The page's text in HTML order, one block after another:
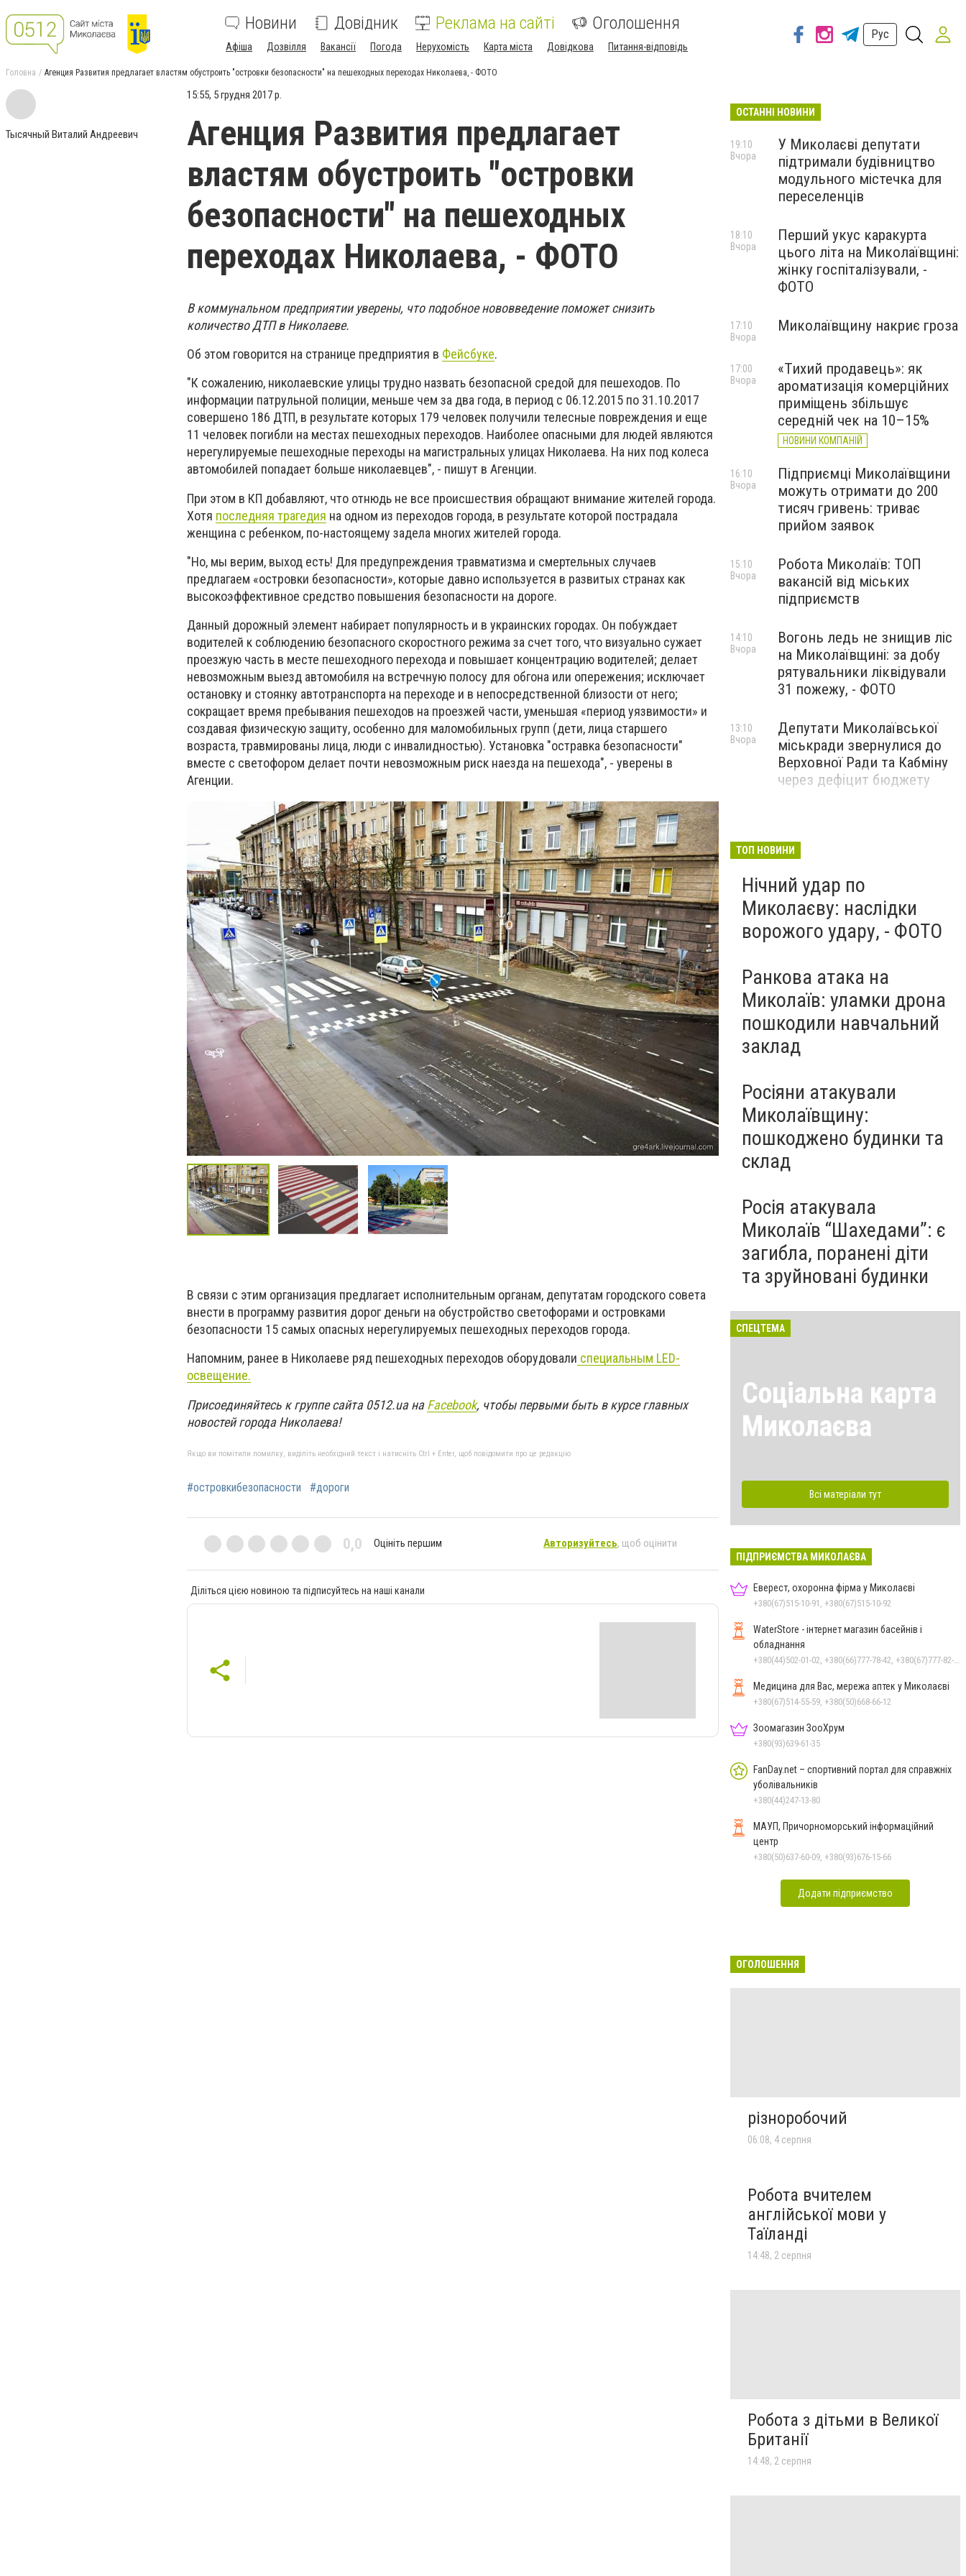
Новини Довідник Реклама на сайті Оголошення
Афіша Дозвілля Вакансії Погода Нерухомість Карта міста Довідкова Питання-відповідь
Рус
Головна Агенция Развития предлагает властям обустроить "островки безопасности" на пешеходных переходах Николаева, - ФОТО
Тысячный Виталий Андреевич
15:55, 5 грудня 2017 р.
Агенция Развития предлагает
властям обустроить "островки
безопасности" на пешеходных
переходах Николаева, - ФОТО
В коммунальном предприятии уверены, что подобное нововведение поможет снизить
количество ДТП в Николаеве.
Об этом говорится на странице предприятия в Фейсбуке.
"К сожалению, николаевские улицы трудно назвать безопасной средой для пешеходов. По
информации патрульной полиции, меньше чем за два года, в период с 06.12.2015 по 31.10.2017
совершено 186 ДТП, в результате которых 179 человек получили телесные повреждения и еще
11 человек погибли на местах пешеходных переходов. Наиболее опасными для людей являются
нерегулируемые пешеходные переходы на магистральных улицах Николаева. На них под колеса
автомобилей попадает больше николаевцев", - пишут в Агенции.
При этом в КП добавляют, что отнюдь не все происшествия обращают внимание жителей города.
Хотя последняя трагедия на одном из переходов города, в результате которой пострадала
женщина с ребенком, по-настоящему задела многих жителей города.
"Но, мы верим, выход есть! Для предупреждения травматизма и смертельных случаев
предлагаем «островки безопасности», которые давно используется в развитых странах как
высокоэффективное средство повышения безопасности на дороге.
Данный дорожный элемент набирает популярность и в украинских городах. Он побуждает
водителей к соблюдению безопасного скоростного режима за счет того, что визуально сужает
проезжую часть в месте пешеходного перехода и повышает концентрацию водителей; делает
невозможным выезд автомобиля на встречную полосу для обгона или опережения; исключает
остановку и стоянку автотранспорта на переходе и в непосредственной близости от него;
сокращает время пребывания пешеходов на проезжей части, уменьшая «период уязвимости» и
создавая физическую защиту, особенно для маломобильных групп (дети, лица старшего
возраста, травмированы лица, люди с инвалидностью). Установка "остравка безопасности"
вместе с светофором делает почти невозможным риск наезда на пешехода", - уверены в
Агенции.
В связи с этим организация предлагает исполнительным органам, депутатам городского совета
внести в программу развития дорог деньги на обустройство светофорами и островками
безопасности 15 самых опасных нерегулируемых пешеходных переходов города.
Напомним, ранее в Николаеве ряд пешеходных переходов оборудовали специальным LED-
освещение.
Присоединяйтесь к группе сайта 0512.ua наFacebook, чтобы первыми быть в курсе главных
новостей города Николаева!
Якщо ви помітили помилку, виділіть необхідний текст і натисніть Ctrl + Enter, щоб повідомити про це редакцію
#островкибезопасности #дороги
0,0 Оцініть першим Авторизуйтесь, щоб оцінити
Діліться цією новиною та підписуйтесь на наші канали
ОСТАННІ НОВИНИ
У Миколаєві депутати
підтримали будівництво
модульного містечка для
переселенців
19:10
Вчора
Перший укус каракурта
цього літа на Миколаївщині:
жінку госпіталізували, -
ФОТО
18:10
Вчора
Миколаївщину накриє гроза
17:10
Вчора
«Тихий продавець»: як
ароматизація комерційних
приміщень збільшує
середній чек на 10–15%
НОВИНИ КОМПАНІЙ
17:00
Вчора
Підприємці Миколаївщини
можуть отримати до 200
тисяч гривень: триває
прийом заявок
16:10
Вчора
Робота Миколаїв: ТОП
вакансій від міських
підприємств
15:10
Вчора
Вогонь ледь не знищив ліс
на Миколаївщині: за добу
рятувальники ліквідували
31 пожежу, - ФОТО
14:10
Вчора
Депутати Миколаївської
міськради звернулися до
Верховної Ради та Кабміну
через дефіцит бюджету
13:10
Вчора
ТОП НОВИНИ
Нічний удар по
Миколаєву: наслідки
ворожого удару, - ФОТО
Ранкова атака на
Миколаїв: уламки дрона
пошкодили навчальний
заклад
Росіяни атакували
Миколаївщину:
пошкоджено будинки та
склад
Росія атакувала
Миколаїв “Шахедами”: є
загибла, поранені діти
та зруйновані будинки
СПЕЦТЕМА
Соціальна карта
Миколаєва
Всі матеріали тут
ПІДПРИЄМСТВА МИКОЛАЄВА
Еверест, охоронна фірма у Миколаєві
+380(67)515-10-91, +380(67)515-10-92
WaterStore - інтернет магазин басейнів і
обладнання
Медицина для Вас, мережа аптек у Миколаєві
+380(67)514-55-59, +380(50)668-66-12
Зоомагазин ЗооХрум
+380(93)639-61-35
FanDay.net – спортивний портал для справжніх
уболівальників
+380(44)247-13-80
МАУП, Причорноморський інформаційний
центр
+380(50)637-60-09, +380(93)676-15-66
Додати підприємство
ОГОЛОШЕННЯ
різноробочий
06:08, 4 серпня
Робота вчителем
англійської мови у
Таїланді
14:48, 2 серпня
Робота з дітьми в Великої
Британії
14:48, 2 серпня